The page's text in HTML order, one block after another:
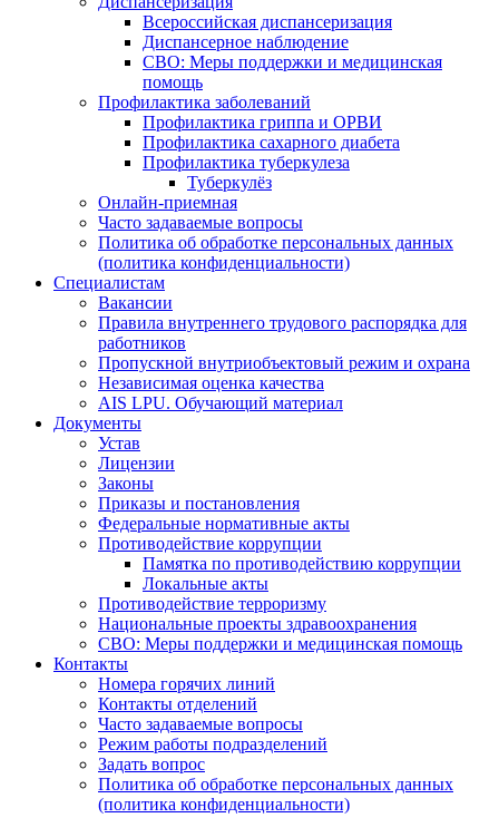
Всероссийская диспансеризация
Диспансерное наблюдение
СВО: Меры поддержки и медицинская
помощь
Профилактика заболеваний
Профилактика гриппа и ОРВИ
Профилактика сахарного диабета
Профилактика туберкулеза
Туберкулёз
Онлайн-приемная
Часто задаваемые вопросы
Политика об обработке персональных данных
(политика конфиденциальности)
Специалистам
Вакансии
Правила внутреннего трудового распорядка для
работников
Пропускной внутриобъектовый режим и охрана
Независимая оценка качества
AIS LPU. Обучающий материал
Документы
Устав
Лицензии
Законы
Приказы и постановления
Федеральные нормативные акты
Противодействие коррупции
Памятка по противодействию коррупции
Локальные акты
Противодействие терроризму
Национальные проекты здравоохранения
СВО: Меры поддержки и медицинская помощь
Контакты
Номера горячих линий
Контакты отделений
Часто задаваемые вопросы
Режим работы подразделений
Задать вопрос
Политика об обработке персональных данных
(политика конфиденциальности)